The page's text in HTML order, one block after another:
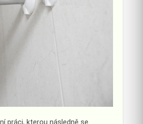
práci, kterou následně se